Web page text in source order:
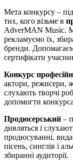
Мета конкурсу –
тих, кого візьме в
AdverMAN Music.
рекламуємо їх,
бренди.
сертифікати
Конкурс
актори, режисери,
слухають творчі
допомогти
Продюсерський –
дивляться і
продюсуванні,
пісень, синглів і
збиранні аудиторії.